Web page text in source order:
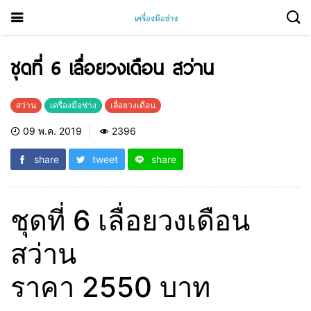
ชุดที่ 6 เลื่อยวงเดือน สว่าน
สว่าน เครื่องมือช่าง เลื่อยวงเดือน
09 พ.ค. 2019 2396
share tweet share
ชุดที่ 6 เลื่อยวงเดือน
สว่าน
ราคา 2550 บาท